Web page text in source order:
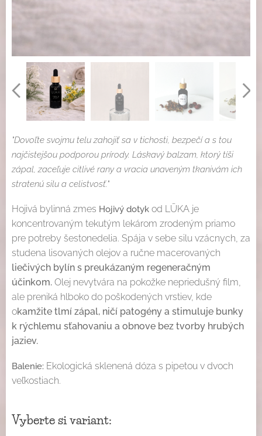
"Dovoľte svojmu telu zahojiť sa v tichosti, bezpečí a s tou
najčistejšou podporou prírody. Láskavý balzam, ktorý tíši
zápal, zaceľuje citlivé rany a vracia unaveným tkanivám ich
stratenú silu a celistvosť."
Hojivá bylinná zmes Hojivý dotyk od LŪKA je
koncentrovaným tekutým lekárom zrodeným priamo
pre potreby šestonedelia. Spája v sebe silu vzácnych, za
studena lisovaných olejov a ručne macerovaných
liečivých bylín s preukázaným regeneračným
účinkom. Olej nevytvára na pokožke nepriedušný film,
ale preniká hlboko do poškodených vrstiev, kde
okamžite tlmí zápal, ničí patogény a stimuluje bunky
k rýchlemu sťahovaniu a obnove bez tvorby hrubých
jaziev.
Balenie: Ekologická sklenená dóza s pipetou v dvoch
veľkostiach.
Vyberte si variant: